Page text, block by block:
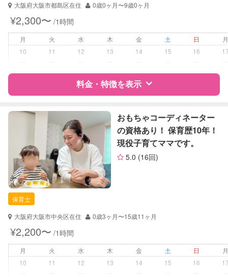
夜間対応
お泊まり保育
病児、病後児、ともに不可
なし
定期予約 可能
お子様の撮影
（定期特典）
対応可能
大阪府大阪市都島区在住
0歳0ヶ月〜9歳0ヶ月
¥2,300〜 /1時間
月 火 水 木 金 土 日
10
11 12 13 14 15 16
料金・特徴を表示
特徴 料金 レビュー
サポートの特徴
資格
企業型割引対象(旧内閣府補助対象)
自治体届出済ベビーシッター
幼稚園教諭
ドゥーラ協会認定産後ドゥーラ
対応可能/特徴
夜間対応
子育て経験
おもちゃコーディネーター
の資格あり！ 保育歴10年！
現役子育てママです。
5.0 (16回)
保育士
大阪府大阪市中央区在住
0歳3ヶ月〜15歳11ヶ月
¥2,200〜 /1時間
月 火 水 木 金 土 日
10
11 12 13 14 15 16